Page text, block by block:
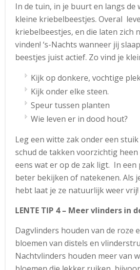
In de tuin, in je buurt en langs de
kleine kriebelbeestjes. Overal
kriebelbeestjes, en die laten zich
vinden! ‘s-Nachts wanneer jij
beestjes juist actief. Zo vind je
Kijk op donkere, vochtige
Kijk onder elke steen.
Speur tussen planten
Wie leven er in dood hout?
Leg een witte zak onder een
schud de takken voorzichtig heen
eens wat er op de zak ligt. In een
beter bekijken of natekenen. Als
hebt laat je ze natuurlijk weer vrij!
LENTE TIP 4 – Meer vlinders in
Dagvlinders houden van de roze
bloemen van distels en
Nachtvlinders houden meer van